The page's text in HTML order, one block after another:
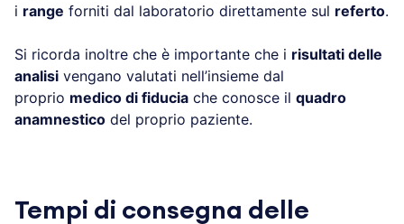
i range forniti dal laboratorio direttamente sul referto.
Si ricorda inoltre che è importante che i risultati delle
analisi vengano valutati nell’insieme dal
proprio medico di fiducia che conosce il quadro
anamnestico del proprio paziente.
Tempi di consegna delle